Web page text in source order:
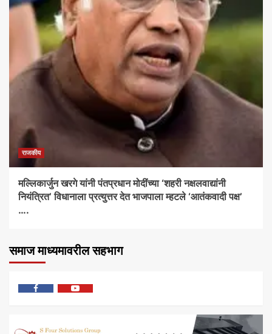
राजकीय
मल्लिकार्जुन खरगे यांनी पंतप्रधान मोदींच्या ‘शहरी नक्षलवाद्यांनी
नियंत्रित’ विधानाला प्रत्युत्तर देत भाजपाला म्हटले ‘आतंकवादी पक्ष’
….
समाज माध्यमावरील सहभाग